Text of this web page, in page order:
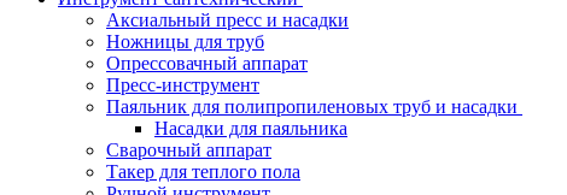
Аксиальный пресс и насадки
Ножницы для труб
Опрессовачный аппарат
Пресс-инструмент
Паяльник для полипропиленовых труб и насадки
Насадки для паяльника
Сварочный аппарат
Такер для теплого пола